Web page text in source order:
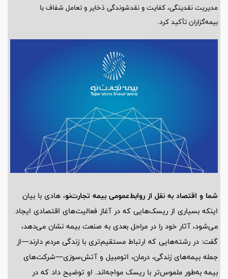
مدیریت نقدینگی، کفایت و نقدشوندگی ذخایر و تعامل شفاف با
بیمه‌گزاران تأکید کرد.
شما و اقتصاد به نقل از روابط‌عمومی بیمه تجارت‌نو، هادی با بیان
اینکه بسیاری از ریسک‌هایی که در آغاز فعالیت‌های اقتصادی ایجاد
می‌شود، آثار خود را در مراحل بعدی به صنعت بیمه نشان می‌دهد،
گفت: در رشته‌هایی که ارتباط مستقیم‌تری با زندگی مردم دارند—از
جمله بیمه‌های زندگی، درمان، اتومبیل و آتش‌سوزی—شرکت‌های
بیمه به‌طور ملموس‌تر با ریسک مواجه‌اند. او توضیح داد که در